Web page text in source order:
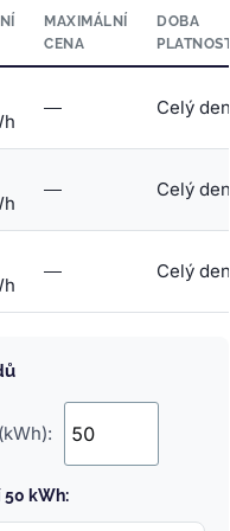
MAXIMÁLNÍ
CENA
DOBA
PLATNOSTI
— Celý den
— Celý den
— Celý den
50 kWh: